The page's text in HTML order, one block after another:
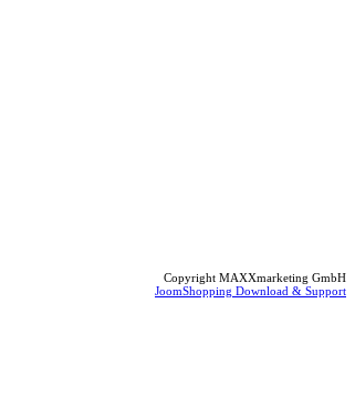
Copyright MAXXmarketing GmbH
JoomShopping Download & Support